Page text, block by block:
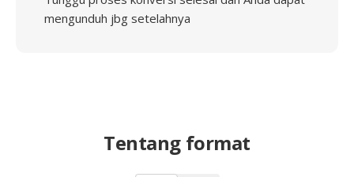
mengunduh jbg setelahnya
Tentang format